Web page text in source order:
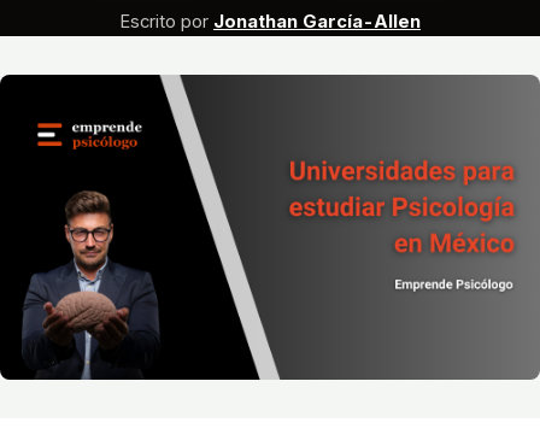
Escrito por Jonathan García-Allen